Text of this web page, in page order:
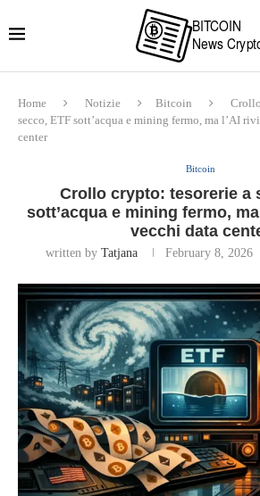
Home Notizie Bitcoin
secco, ETF sott’acqua e mining fermo, ma l’AI
center
Bitcoin
Crollo crypto: tesorerie a
sott’acqua e mining fermo,
vecchi data
written by Tatjana February 8, 2026